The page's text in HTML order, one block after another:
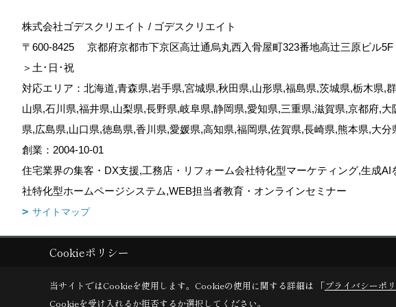
株式会社ゴデスクリエイト / ゴデスクリエイト
〒600-8425
京都府京都市下京区高辻通烏丸西入骨屋町323番地高辻三原ビル
＞土･日･祝
対応エリア：北海道,青森県,岩手県,宮城県,秋田県,山形県,福島県,茨城県,栃木県,
山県,石川県,福井県,山梨県,長野県,岐阜県,静岡県,愛知県,三重県,滋賀県,京都府,
県,広島県,山口県,徳島県,香川県,愛媛県,高知県,福岡県,佐賀県,長崎県,熊本県,大
創業：2004-10-01
住宅業界の集客・DX支援,工務店・リフォーム会社特化型マーケティング,生成
社特化型ホームページシステム,WEB担当者教育・オンラインセミナー
サイトマップ
Copyright (c) GODDESS CREATE. All Rights Reserved.
Cookieポリシー
当サイトではCookieを使用します。 Cookieの使用に関する詳細は 「プライバシーポ
Cookieを受け入れるか拒否するか選択してください。